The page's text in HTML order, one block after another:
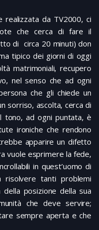
realizzata da TV2000, ci
che cerca di fare il
di circa 20 minuti) don
tipico dei giorni di oggi
matrimoniali, recupero
nel senso che ad ogni
che gli chiede un
sorriso, ascolta, cerca di
tono, ad ogni puntata, è
ironiche che rendono
apparire un difetto
vuole esprimere la fede,
in quest’uomo di
tanti problemi
posizione della sua
che deve servire;
sempre aperta e che